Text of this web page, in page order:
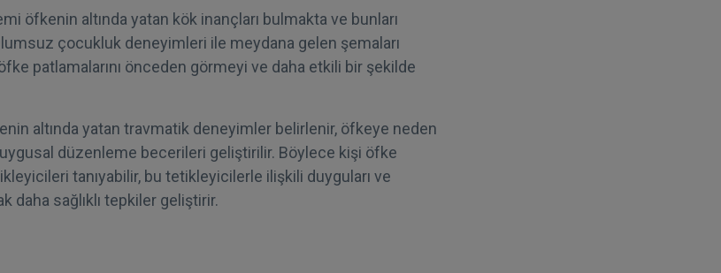
öfkenin altında yatan kök inançları bulmakta ve bunları
çocukluk deneyimleri ile meydana gelen şemaları
öfke patlamalarını önceden görmeyi ve daha etkili bir şekilde
altında yatan travmatik deneyimler belirlenir, öfkeye neden
düzenleme becerileri geliştirilir. Böylece kişi öfke
tanıyabilir, bu tetikleyicilerle ilişkili duyguları ve
daha sağlıklı tepkiler geliştirir.